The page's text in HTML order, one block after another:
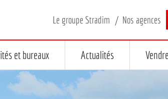
Le groupe Stradim Nos agences
et bureaux Actualités